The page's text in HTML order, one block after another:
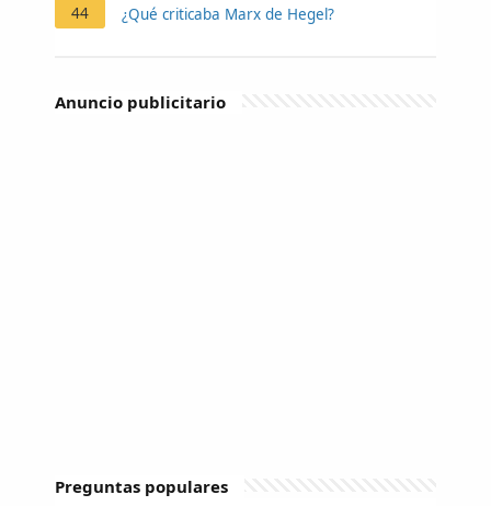
44
¿Qué criticaba Marx de Hegel?
Anuncio publicitario
Preguntas populares